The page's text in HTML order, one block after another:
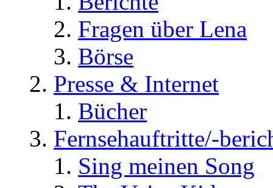
Fragen über Lena
Börse
Presse & Internet
Bücher
Fernsehauftritte/-
Sing meinen Song